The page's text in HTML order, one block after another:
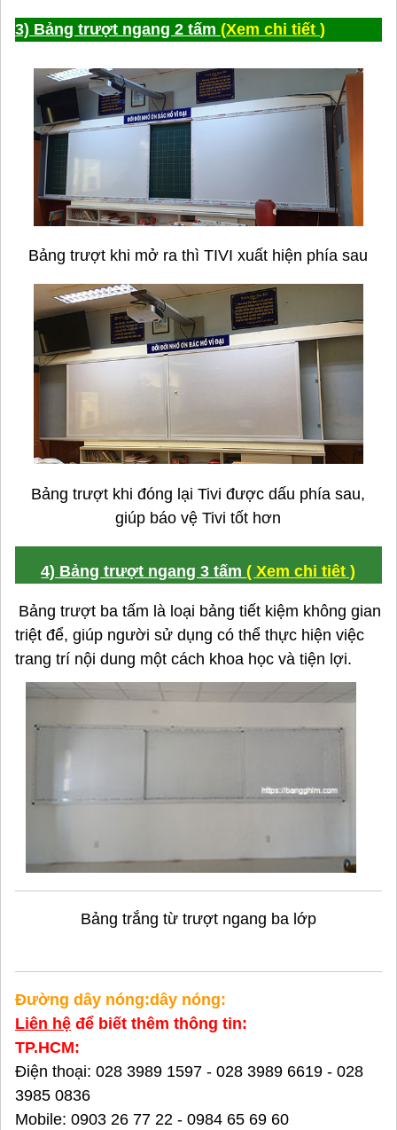
3) Bảng trượt ngang 2 tấm (Xem chi tiết )
Bảng trượt khi mở ra thì TIVI xuất hiện phía sau
Bảng trượt khi đóng lại Tivi được dấu phía sau,
giúp báo vệ Tivi tốt hơn
4) Bảng trượt ngang 3 tấm ( Xem chi tiêt )
Bảng trượt ba tấm là loại bảng tiết kiệm không gian
triệt để, giúp người sử dụng có thể thực hiện việc
trang trí nội dung một cách khoa học và tiện lợi.
Bảng trắng từ trượt ngang ba lớp
Đường dây nóng:dây nóng:
Liên hệ để biết thêm thông tin:
TP.HCM:
Điện thoại: 028 3989 1597 - 028 3989 6619 - 028
3985 0836
Mobile: 0903 26 77 22 - 0984 65 69 60